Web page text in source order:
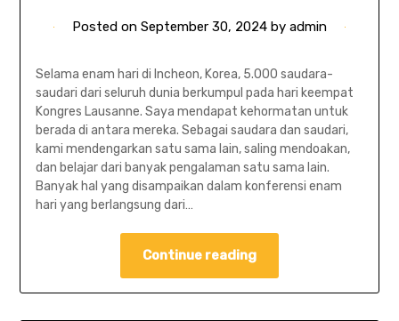
Posted on September 30, 2024 by admin
Selama enam hari di Incheon, Korea, 5.000 saudara-
saudari dari seluruh dunia berkumpul pada hari keempat
Kongres Lausanne. Saya mendapat kehormatan untuk
berada di antara mereka. Sebagai saudara dan saudari,
kami mendengarkan satu sama lain, saling mendoakan,
dan belajar dari banyak pengalaman satu sama lain.
Banyak hal yang disampaikan dalam konferensi enam
hari yang berlangsung dari…
Continue reading